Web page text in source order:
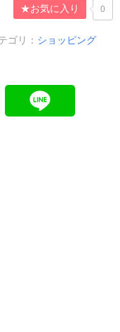
★お気に入り 0
ゴリ： ショッピング